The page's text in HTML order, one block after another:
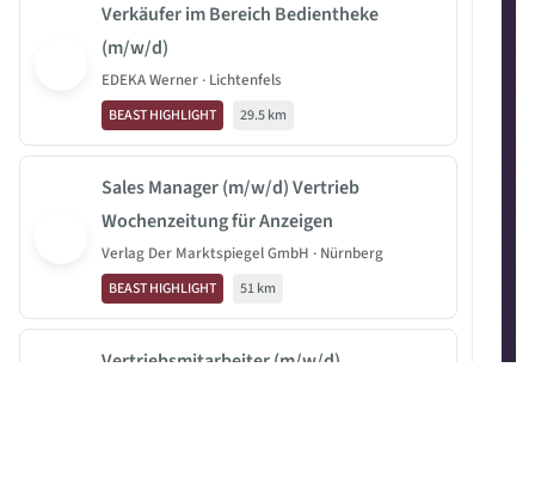
Verkäufer im Bereich Bedientheke
(m/w/d)
EDEKA Werner · Lichtenfels
BEAST HIGHLIGHT 29.5 km
Sales Manager (m/w/d) Vertrieb
Wochenzeitung für Anzeigen
Verlag Der Marktspiegel GmbH · Nürnberg
BEAST HIGHLIGHT 51 km
Vertriebsmitarbeiter (m/w/d)